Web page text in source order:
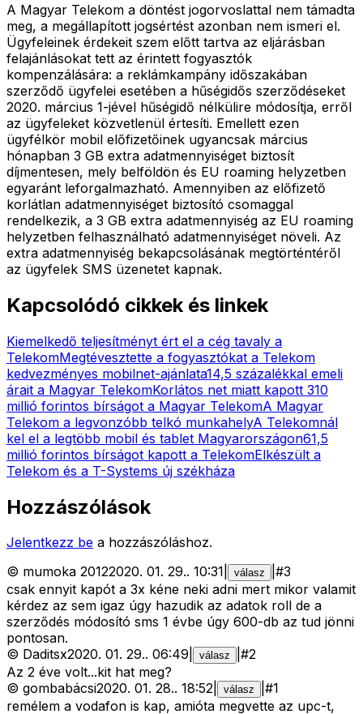
A Magyar Telekom a döntést jogorvoslattal nem támadta
meg, a megállapított jogsértést azonban nem ismeri el.
Ügyfeleinek érdekeit szem előtt tartva az eljárásban
felajánlásokat tett az érintett fogyasztók
kompenzálására: a reklámkampány időszakában
szerződő ügyfelei esetében a hűségidős szerződéseket
2020. március 1-jével hűségidő nélkülire módosítja, erről
az ügyfeleket közvetlenül értesíti. Emellett ezen
ügyfélkör mobil előfizetőinek ugyancsak március
hónapban 3 GB extra adatmennyiséget biztosít
díjmentesen, mely belföldön és EU roaming helyzetben
egyaránt leforgalmazható. Amennyiben az előfizető
korlátlan adatmennyiséget biztosító csomaggal
rendelkezik, a 3 GB extra adatmennyiség az EU roaming
helyzetben felhasználható adatmennyiséget növeli. Az
extra adatmennyiség bekapcsolásának megtörténtéről
az ügyfelek SMS üzenetet kapnak.
Kapcsolódó cikkek és linkek
Kiemelkedő teljesítményt ért el a cég tavaly a
TelekomMegtévesztette a fogyasztókat a Telekom
kedvezményes mobilnet-ajánlata14,5 százalékkal emeli
árait a Magyar TelekomKorlátos net miatt kapott 310
millió forintos bírságot a Magyar TelekomA Magyar
Telekom a legvonzóbb telkó munkahelyA Telekomnál
kel el a legtöbb mobil és tablet Magyarországon61,5
millió forintos bírságot kapott a TelekomElkészült a
Telekom és a T-Systems új székháza
Hozzászólások
Jelentkezz be a hozzászóláshoz.
© mumoka 20122020. 01. 29.. 10:31 válasz #3
csak ennyit kapót a 3x kéne neki adni mert mikor valamit
kérdez az sem igaz úgy hazudik az adatok roll de a
szerződés módosító sms 1 évbe úgy 600-db az tud jönni
pontosan.
© Daditsx2020. 01. 29.. 06:49 válasz #2
Az 2 éve volt...kit hat meg?
© gombabácsi2020. 01. 28.. 18:52 válasz #1
remélem a vodafon is kap, amióta megvette az upc-t,